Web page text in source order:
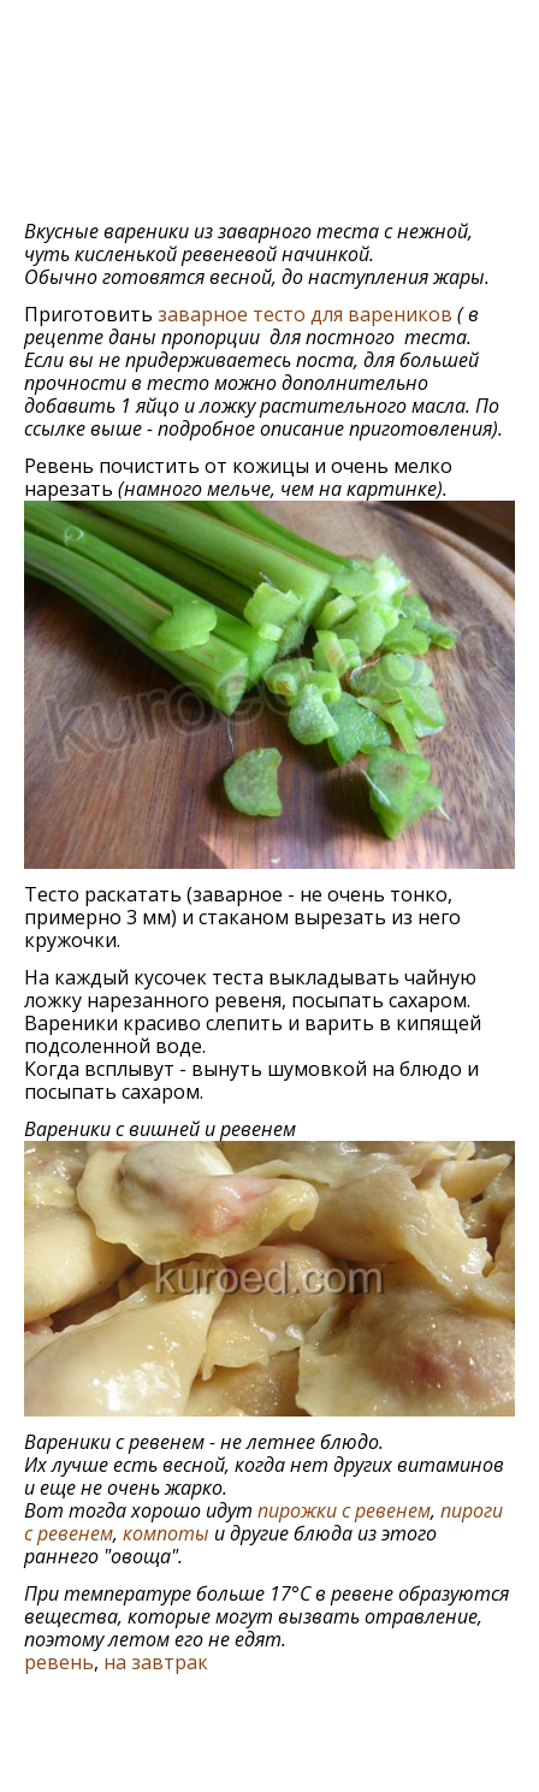
Вкусные вареники из заварного теста с нежной,
чуть кисленькой ревеневой начинкой.
Обычно готовятся весной, до наступления жары.
Приготовить заварноe тeсто для варeников ( в
рецепте даны пропорции для постного теста.
Если вы не придерживаетесь поста, для большей
прочности в тесто можно дополнительно
добавить 1 яйцо и ложку растительного масла. По
ссылке выше - подробное описание приготовления).
Ревень почистить от кожицы и очень мелко
нарезать (намного мельче, чем на картинке).
Тесто раскатать (заварное - не очень тонко,
примерно 3 мм) и стаканом вырезать из него
кружочки.
На каждый кусочек теста выкладывать чайную
ложку нарезанного ревеня, посыпать сахаром.
Вареники красиво слепить и варить в кипящей
подсоленной воде.
Когда всплывут - вынуть шумовкой на блюдо и
посыпать сахаром.
Вареники с вишней и ревенем
Вареники с ревенем - не летнее блюдо.
Их лучше есть весной, когда нет других витаминов
и еще не очень жарко.
Вот тогда хорошо идут пирожки с ревенем, пироги
с ревенем, компоты и другие блюда из этого
раннего "овоща".
При температуре больше 17°C в ревене образуются
вещества, которые могут вызвать отравление,
поэтому летом его не едят.
ревень, на завтрак